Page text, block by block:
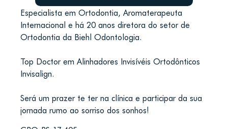
Especialista em Ortodontia, Aromaterapeuta
Internacional e há 20 anos diretora do setor de
Ortodontia da Biehl Odontologia.
Top Doctor em Alinhadores Invisívéis Ortodônticos
Invisalign.
Será um prazer te ter na clínica e participar da sua
jornada rumo ao sorriso dos sonhos!